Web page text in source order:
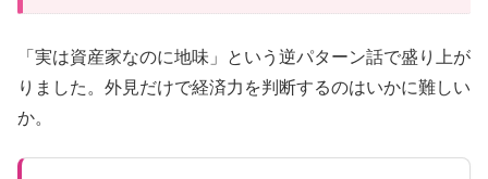
「実は資産家なのに地味」という逆パターン話で盛り上が
りました。外見だけで経済力を判断するのはいかに難しい
か。